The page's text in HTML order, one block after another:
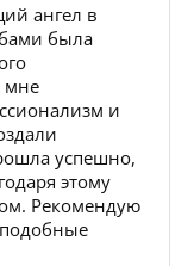
ангел в
была
мне
и
успешно,
этому
Рекомендую
подобные